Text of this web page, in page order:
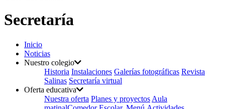
Secretaría
Inicio
Noticias
Nuestro colegio
Historia Instalaciones Galerías fotográficas Revista
Salinas Secretaría virtual
Oferta educativa
Nuestra oferta Planes y proyectos Aula